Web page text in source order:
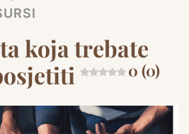
koja trebate
0 (0)